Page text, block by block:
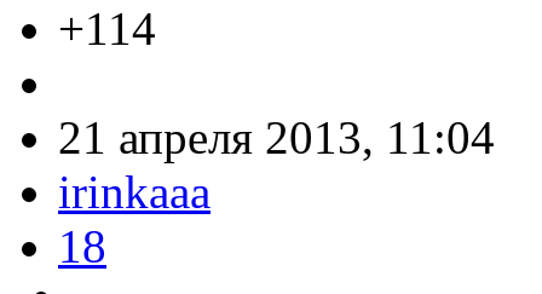
+114
21 апреля 2013, 11:04
irinkaaa
18